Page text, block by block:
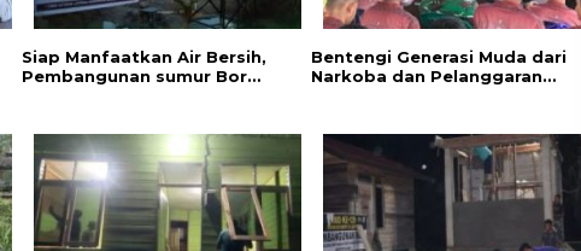
Siap Manfaatkan Air Bersih,
Pembangunan sumur Bor
100 Persen
Bentengi Generasi Muda dari
Narkoba dan Pelanggaran
Penyuluhan di Pangkalan
Terap